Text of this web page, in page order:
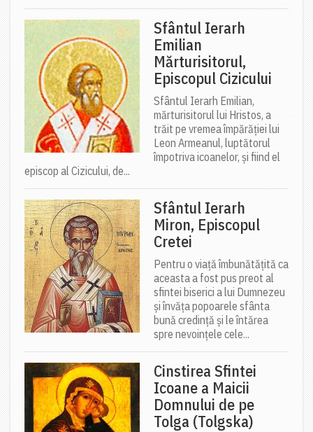
Sfântul Ierarh
Emilian
Mărturisitorul,
Episcopul Cizicului
Sfântul Ierarh Emilian,
mărturisitorul lui Hristos, a
trăit pe vremea împărăției lui
Leon Armeanul, luptătorul
împotriva icoanelor, și fiind el
episcop al Cizicului, de...
Sfântul Ierarh
Miron, Episcopul
Cretei
Pentru o viață îmbunătățită ca
aceasta a fost pus preot al
sfintei biserici a lui Dumnezeu
și învăța popoarele sfânta
bună credință și le întărea
spre nevoințele cele...
Cinstirea Sfintei
Icoane a Maicii
Domnului de pe
Tolga (Tolgska)